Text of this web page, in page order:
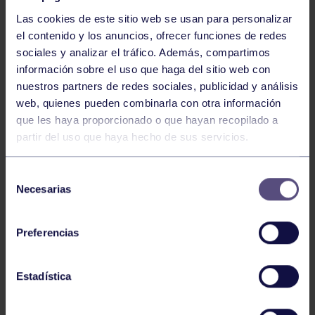
Las cookies de este sitio web se usan para personalizar
el contenido y los anuncios, ofrecer funciones de redes
sociales y analizar el tráfico. Además, compartimos
información sobre el uso que haga del sitio web con
nuestros partners de redes sociales, publicidad y análisis
web, quienes pueden combinarla con otra información
que les haya proporcionado o que hayan recopilado a
partir del uso que haya hecho de sus servicios.
Necesarias
Preferencias
Estadística
Baloncesto
ÚLTIMOS RESULTADOS DE LA SECCIÓN
Baloncesto